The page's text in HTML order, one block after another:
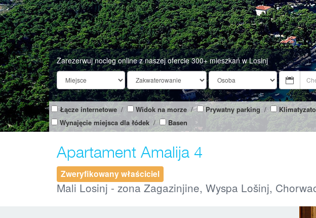
Zarezerwuj nocleg online z naszej ofercie 300+ mieszkań w Losinj
Łącze internetowe / Widok na morze / Prywatny parking /
Wynajęcie miejsca dla łódek / Basen
Apartament Amalija 4
Zweryfikowany właściciel
Mali Losinj - zona Zagazinjine, Wyspa Lošinj,